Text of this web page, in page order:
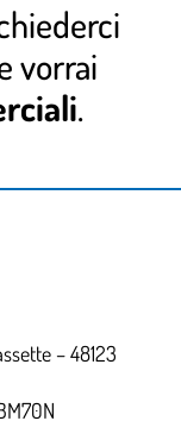
vorrai
.
– 48123